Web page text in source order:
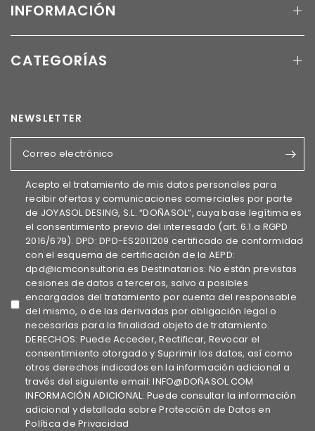
INFORMACIÓN
CATEGORÍAS
NEWSLETTER
Correo electrónico
Acepto el tratamiento de mis datos personales para
recibir ofertas y comunicaciones comerciales por parte
de JOYASOL DESING, S.L. “DOÑASOL”, cuya base legítima es
el consentimiento previo del interesado (art. 6.1.a RGPD
2016/679). DPD: DPD-ES2011209 certificado de conformidad
con el esquema de certificación de la AEPD:
dpd@icmconsultoria.es Destinatarios: No están previstas
cesiones de datos a terceros, salvo a posibles
encargados del tratamiento por cuenta del responsable
del mismo, o de las derivadas por obligación legal o
necesarias para la finalidad objeto de tratamiento.
DERECHOS: Puede Acceder, Rectificar, Revocar el
consentimiento otorgado y Suprimir los datos, así como
otros derechos indicados en la información adicional a
través del siguiente email: INFO@DOÑASOL.COM
INFORMACIÓN ADICIONAL: Puede consultar la información
adicional y detallada sobre Protección de Datos en
Política de Privacidad